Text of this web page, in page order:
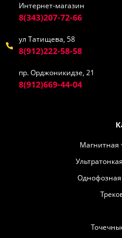
Интернет-магазин
8(343)207-72-66
ул Татищева, 58
8(912)222-58-58
пр. Орджоникидзе, 21
8(912)669-44-04
Магнитная
Однофозная